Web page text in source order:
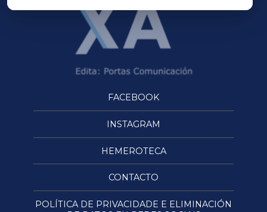
FACEBOOK
INSTAGRAM
HEMEROTECA
CONTACTO
POLÍTICA DE PRIVACIDADE E ELIMINACIÓN